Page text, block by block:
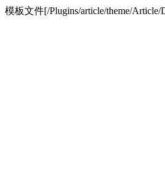
模板文件[/Plugins/article/theme/